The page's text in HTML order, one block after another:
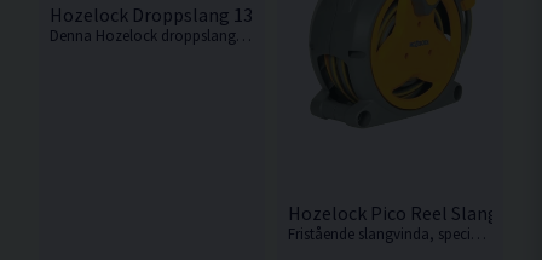
Hozelock Droppslang 13mm 25m
Denna Hozelock droppslang är en 13 mm droppledning, med integrerade droppar jämnt fördelade var 30:e cm längs slangens längd.
Hozelock Pico Reel
Fristående slangvinda, speciellt framtagen för små trädgårdar, uteplatser, terasser, balkonger och rabatter.